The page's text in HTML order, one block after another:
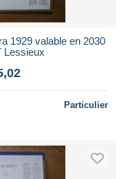
1929 valable en 2030
Lessieux
Particulier